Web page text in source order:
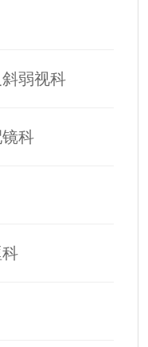
弱视科
科